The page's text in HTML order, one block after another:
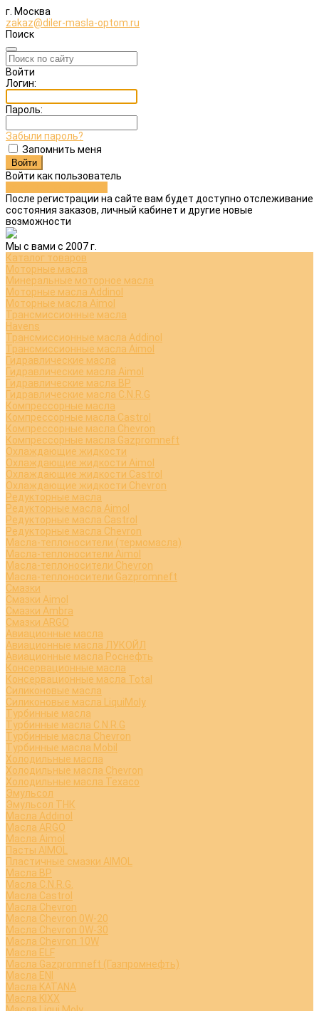
г. Москва
zakaz@diler-masla-optom.ru
Поиск
Войти
Логин:
Пароль:
Забыли пароль?
Запомнить меня
Войти как пользователь
После регистрации на сайте вам будет доступно отслеживание
состояния заказов, личный кабинет и другие новые
возможности
Мы с вами с 2007 г.
Каталог товаров
Моторные масла
Минеральные моторное масла
Моторные масла Addinol
Моторные масла Aimol
Трансмиссионные масла
Havens
Трансмиссионные масла Addinol
Трансмиссионные масла Aimol
Гидравлические масла
Гидравлические масла Aimol
Гидравлические масла BP
Гидравлические масла C.N.R.G
Компрессорные масла
Компрессорные масла Castrol
Компрессорные масла Chevron
Компрессорные масла Gazpromneft
Охлаждающие жидкости
Охлаждающие жидкости Aimol
Охлаждающие жидкости Castrol
Охлаждающие жидкости Chevron
Редукторные масла
Редукторные масла Aimol
Редукторные масла Castrol
Редукторные масла Chevron
Масла-теплоносители (термомасла)
Масла-теплоносители Aimol
Масла-теплоносители Chevron
Масла-теплоносители Gazpromneft
Смазки
Смазки Aimol
Смазки Ambra
Смазки ARGO
Авиационные масла
Авиационные масла ЛУКОЙЛ
Авиационные масла Роснефть
Консервационные масла
Консервационные масла Total
Силиконовые масла
Силиконовые масла LiquiMoly
Турбинные масла
Турбинные масла C.N.R.G
Турбинные масла Chevron
Турбинные масла Mobil
Холодильные масла
Холодильные масла Chevron
Холодильные масла Texaco
Эмульсол
Эмульсол ТНК
Масла Addinol
Масла ARGO
Масла Aimol
Пасты AIMOL
Пластичные смазки AIMOL
Масла BP
Масла C.N.R.G.
Масла Castrol
Масла Chevron
Масла Chevron 0W-20
Масла Chevron 0W-30
Масла Chevron 10W
Масла ELF
Масла Gazpromneft (Газпромнефть)
Масла ENI
Масла KATANA
Масла KIXX